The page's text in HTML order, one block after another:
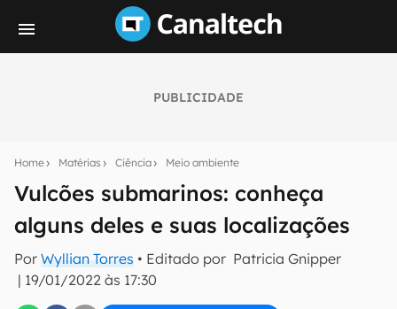
PUBLICIDADE
Home Matérias Ciência Meio ambiente
Vulcões submarinos: conheça
alguns deles e suas localizações
Por Wyllian Torres • Editado por Patricia Gnipper
| 19/01/2022 às 17:30
notícias e reviews sobre tecnologia em primeira
mão.
E-mail